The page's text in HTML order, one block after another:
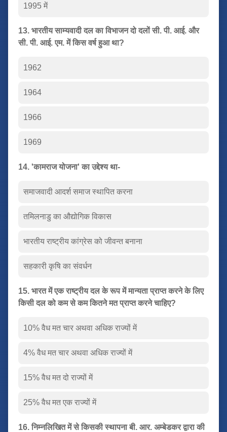
1995 में
13. भारतीय साम्यवादी दल का विभाजन दो दलों सी. पी. आई. और
सी. पी. आई. एम. में किस वर्ष हुआ था?
1962
1964
1966
1969
14. 'कामराज योजना' का उद्देश्य था-
समाजवादी आदर्श समाज स्थापित करना
तमिलनाडु का औद्योगिक विकास
भारतीय राष्ट्रीय कांग्रेस को जीवन्त बनाना
सहकारी कृषि का संवर्धन
15. भारत में एक राष्ट्रीय दल के रूप में मान्यता प्राप्त करने के लिए
किसी दल को कम से कम कितने मत प्राप्त करने चाहिए?
10% वैध मत चार अथवा अधिक राज्यों में
4% वैध मत चार अथवा अधिक राज्यों में
15% वैध मत दो राज्यों में
25% वैध मत एक राज्यों में
16. निम्नलिखित में से किसकी स्थापना बी. आर. अम्बेडकर द्वारा की